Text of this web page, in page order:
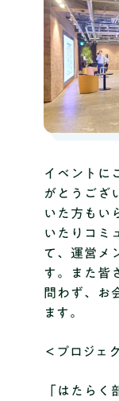
イベントに
がとうござ
いた方もい
いたりコミ
て、運営メ
す。また皆
問わず、お
ます。
＜プロジェ
「はたら